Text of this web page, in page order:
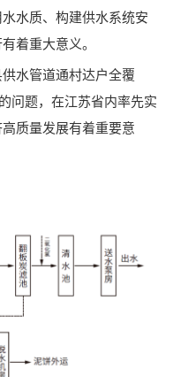
水质、构建供水系统安
着重大意义。
水管道通村达户全覆
问题，在江苏省内率先实
质量发展有着重要意